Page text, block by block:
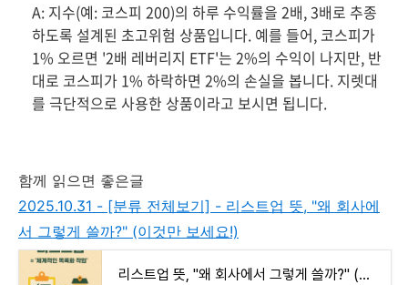
A: 지수(예: 코스피 200)의 하루 수익률을 2배, 3배로 추종
하도록 설계된 초고위험 상품입니다. 예를 들어, 코스피가
1% 오르면 '2배 레버리지 ETF'는 2%의 수익이 나지만, 반
대로 코스피가 1% 하락하면 2%의 손실을 봅니다. 지렛대
를 극단적으로 사용한 상품이라고 보시면 됩니다.
함께 읽으면 좋은글
2025.10.31 - [분류 전체보기] - 리스트업 뜻, "왜 회사에
서 그렇게 쓸까?" (이것만 보세요!)
리스트업 뜻, "왜 회사에서 그렇게 쓸까?" (이것만 보세요!)